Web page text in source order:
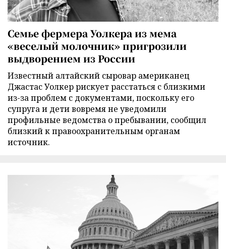
Семье фермера Уолкера из мема
«веселый молочник» пригрозили
выдворением из России
Известный алтайский сыровар американец
Джастас Уолкер рискует расстаться с близкими
из-за проблем с документами, поскольку его
супруга и дети вовремя не уведомили
профильные ведомства о пребывании, сообщил
близкий к правоохранительным органам
источник.